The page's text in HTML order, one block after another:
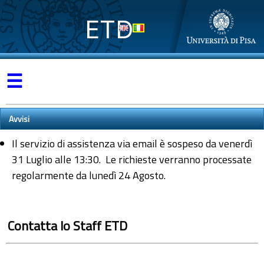
ETD
☰
Avvisi
Il servizio di assistenza via email è sospeso da venerdì
31 Luglio alle 13:30. Le richieste verranno processate
regolarmente da lunedì 24 Agosto.
Contatta lo Staff ETD